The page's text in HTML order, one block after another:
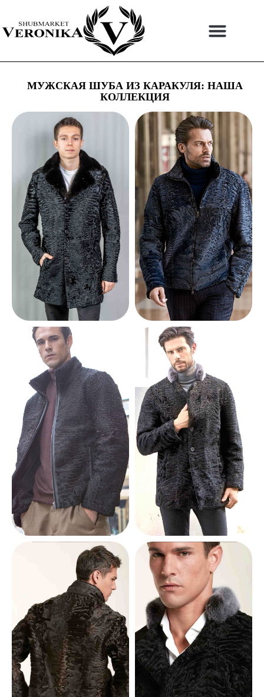
содержимому
МУЖСКАЯ ШУБА ИЗ КАРАКУЛЯ: НАША
КОЛЛЕКЦИЯ